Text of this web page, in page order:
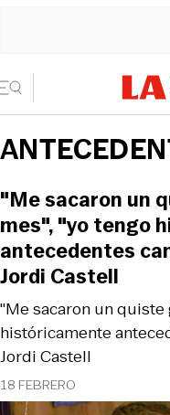
18 FEBRERO
"Me sacaron un quiste
históricamente
Jordi Castell
"Me sacaron un
mes", "yo tengo
antecedentes
Jordi Castell